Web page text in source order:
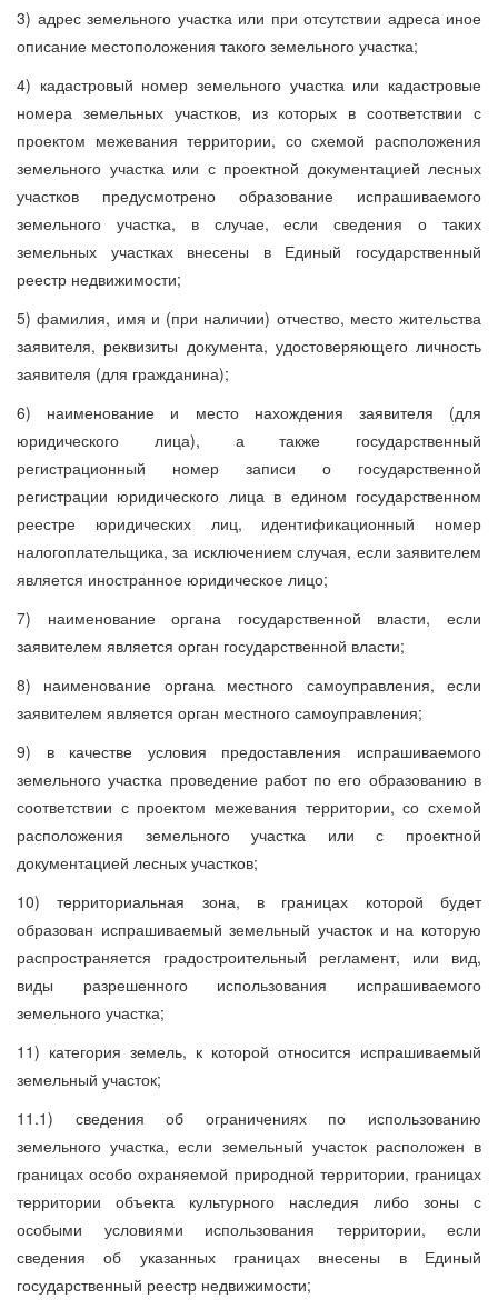
3) адрес земельного участка или при отсутствии адреса иное
описание местоположения такого земельного участка;
4) кадастровый номер земельного участка или кадастровые
номера земельных участков, из которых в соответствии с
проектом межевания территории, со схемой расположения
земельного участка или с проектной документацией лесных
участков предусмотрено образование испрашиваемого
земельного участка, в случае, если сведения о таких
земельных участках внесены в Единый государственный
реестр недвижимости;
5) фамилия, имя и (при наличии) отчество, место жительства
заявителя, реквизиты документа, удостоверяющего личность
заявителя (для гражданина);
6) наименование и место нахождения заявителя (для
юридического лица), а также государственный
регистрационный номер записи о государственной
регистрации юридического лица в едином государственном
реестре юридических лиц, идентификационный номер
налогоплательщика, за исключением случая, если заявителем
является иностранное юридическое лицо;
7) наименование органа государственной власти, если
заявителем является орган государственной власти;
8) наименование органа местного самоуправления, если
заявителем является орган местного самоуправления;
9) в качестве условия предоставления испрашиваемого
земельного участка проведение работ по его образованию в
соответствии с проектом межевания территории, со схемой
расположения земельного участка или с проектной
документацией лесных участков;
10) территориальная зона, в границах которой будет
образован испрашиваемый земельный участок и на которую
распространяется градостроительный регламент, или вид,
виды разрешенного использования испрашиваемого
земельного участка;
11) категория земель, к которой относится испрашиваемый
земельный участок;
11.1) сведения об ограничениях по использованию
земельного участка, если земельный участок расположен в
границах особо охраняемой природной территории, границах
территории объекта культурного наследия либо зоны с
особыми условиями использования территории, если
сведения об указанных границах внесены в Единый
государственный реестр недвижимости;